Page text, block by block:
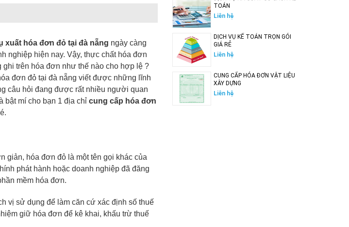
xuất hóa đơn đỏ tại đà nẵng ngày càng
nghiệp hiện nay. Vậy, thực chất hóa đơn
trên hóa đơn như thế nào cho hợp lệ ?
đơn đỏ tại đà nẵng viết được những lĩnh
câu hỏi đang được rất nhiều người quan
bật mí cho bạn 1 địa chỉ cung cấp hóa đơn
giản, hóa đơn đỏ là một tên gọi khác của
phát hành hoặc doanh nghiệp đã đăng
mềm hóa đơn.
vị sử dụng để làm căn cứ xác định số thuế
giữ hóa đơn để kê khai, khấu trừ thuế
TOÁN
Liên hệ
DỊCH VỤ KẾ TOÁN TRỌN GÓI
GIÁ RẺ
Liên hệ
CUNG CẤP HÓA ĐƠN VẬT LIỆU
XÂY DỰNG
Liên hệ